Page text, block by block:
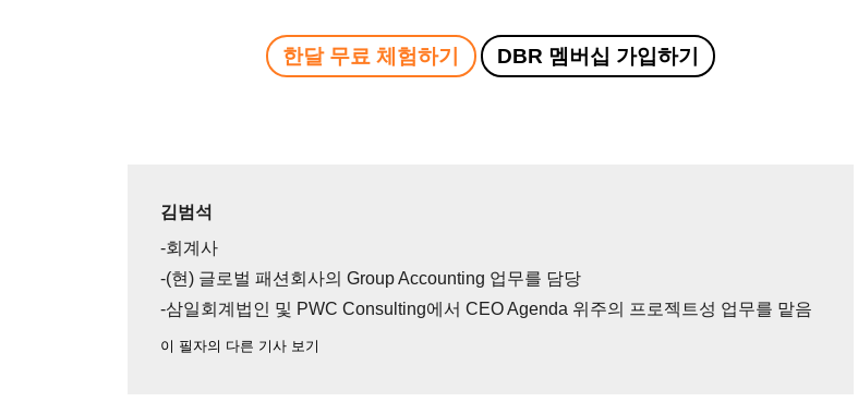
한달 무료 체험하기 DBR 멤버십 가입하기
김범석
-회계사
-(현) 글로벌 패션회사의 Group Accounting 업무를 담당
-삼일회계법인 및 PWC Consulting에서 CEO Agenda 위주의 프로젝트성 업무를 맡음
이 필자의 다른 기사 보기